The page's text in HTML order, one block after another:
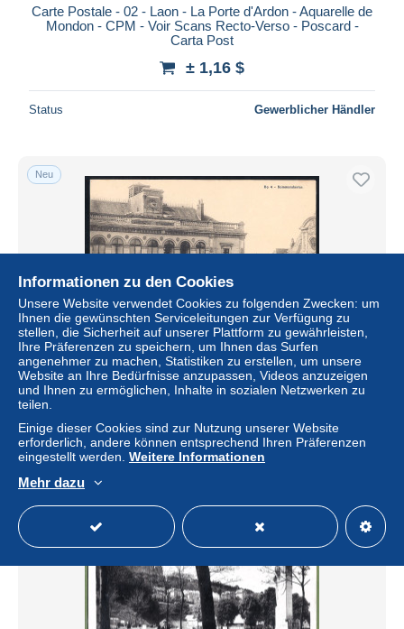
Carte Postale - 02 - Laon - La Porte d'Ardon - Aquarelle de
Mondon - CPM - Voir Scans Recto-Verso - Poscard -
Carta Post
± 1,16 $
Status Gewerblicher Händler
Neu
CPA correspondance armée allemande 1917 - AISNE -
LAON - KOMMANDANTUR DANS L'HOTEL DE VILLE -
animation, Tramway
± 5,20 $
Status
Informationen zu den Cookies
Unsere Website verwendet Cookies zu folgenden Zwecken: um
Ihnen die gewünschten Serviceleitungen zur Verfügung zu
stellen, die Sicherheit auf unserer Plattform zu gewährleisten,
Ihre Präferenzen zu speichern, um Ihnen das Surfen
angenehmer zu machen, Statistiken zu erstellen, um unsere
Website an Ihre Bedürfnisse anzupassen, Videos anzuzeigen
und Ihnen zu ermöglichen, Inhalte in sozialen Netzwerken zu
teilen.
Einige dieser Cookies sind zur Nutzung unserer Website
erforderlich, andere können entsprechend Ihren Präferenzen
eingestellt werden. Weitere Informationen
Mehr dazu